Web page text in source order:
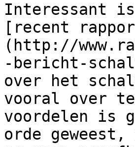
Interessant
[recent
(http://
-bericht-
over het
vooral over
voordelen is
orde